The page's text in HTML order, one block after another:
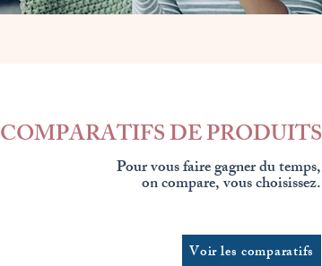
COMPARATIFS DE PRODUITS
Pour vous faire gagner du temps,
on compare, vous choisissez.
Voir les comparatifs